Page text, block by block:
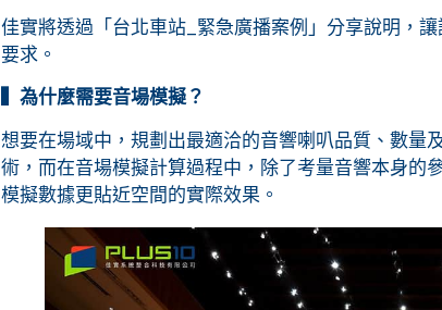
佳實將透過「台北車站_緊急廣播案例」分享說明，
要求。
▍為什麼需要音場模擬？
想要在場域中，規劃出最適洽的音響喇叭品質、數量
術，而在音場模擬計算過程中，除了考量音響本身的
模擬數據更貼近空間的實際效果。